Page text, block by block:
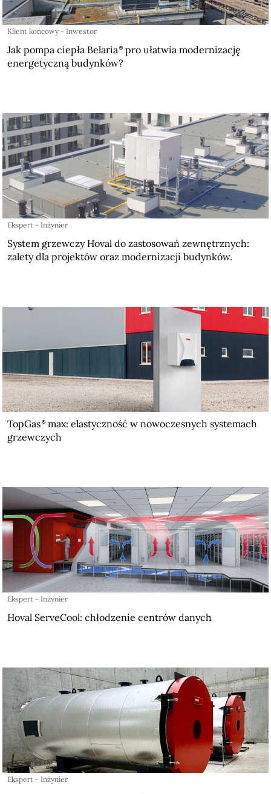
Klient końcowy - Inwestor
Jak pompa ciepła Belaria
pro ułatwia modernizację
energetyczną budynków?
Ekspert - Inżynier
System grzewczy Hoval do zastosowań zewnętrznych:
zalety dla projektów oraz modernizacji budynków.
TopGas max: elastyczność w nowoczesnych systemach
grzewczych
Ekspert - Inżynier
Hoval ServeCool: chłodzenie centrów danych
Ekspert - Inżynier